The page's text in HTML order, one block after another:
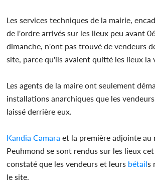
Les services techniques de la mairie,
de l'ordre arrivés sur les lieux peu avant
dimanche, n'ont pas trouvé de vendeurs
site, parce qu'ils avaient quitté les lieux la
Les agents de la maire ont seulement
installations anarchiques que les
laissé derrière eux.
Kandia Camara et la première adjointe au
Peuhmond se sont rendus sur les lieux
constaté que les vendeurs et leurs bétails
le site.